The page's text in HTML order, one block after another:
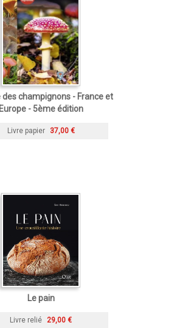
des champignons - France et
Europe - 5ème édition
Livre papier 37,00 €
Le pain
Livre relié 29,00 €